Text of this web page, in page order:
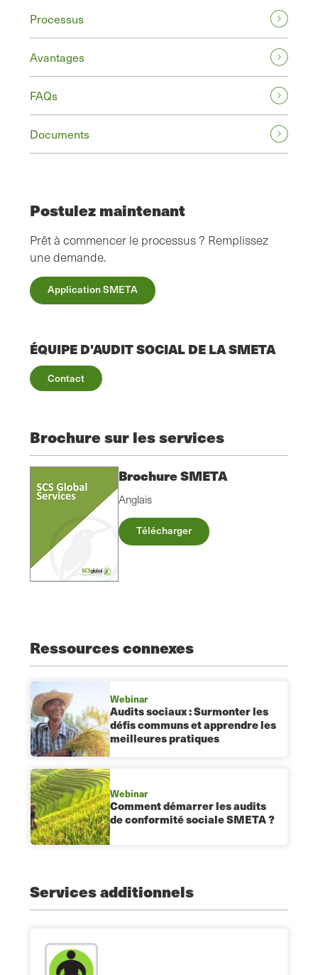
Processus
Avantages
FAQs
Documents
Postulez maintenant
Prêt à commencer le processus ? Remplissez
une demande.
Application SMETA
ÉQUIPE D'AUDIT SOCIAL DE LA SMETA
Contact
Brochure sur les services
Brochure SMETA
Anglais
Télécharger
Ressources connexes
Webinar
Audits sociaux : Surmonter les
défis communs et apprendre les
meilleures pratiques
Webinar
Comment démarrer les audits
de conformité sociale SMETA ?
Services additionnels